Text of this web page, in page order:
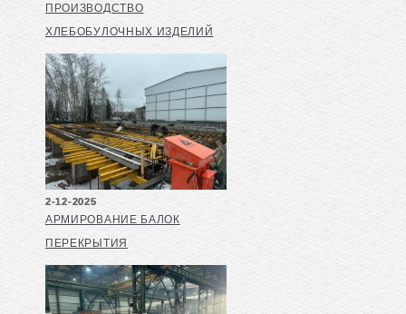
ПРОИЗВОДСТВО
ХЛЕБОБУЛОЧНЫХ ИЗДЕЛИЙ
2-12-2025
АРМИРОВАНИЕ БАЛОК
ПЕРЕКРЫТИЯ